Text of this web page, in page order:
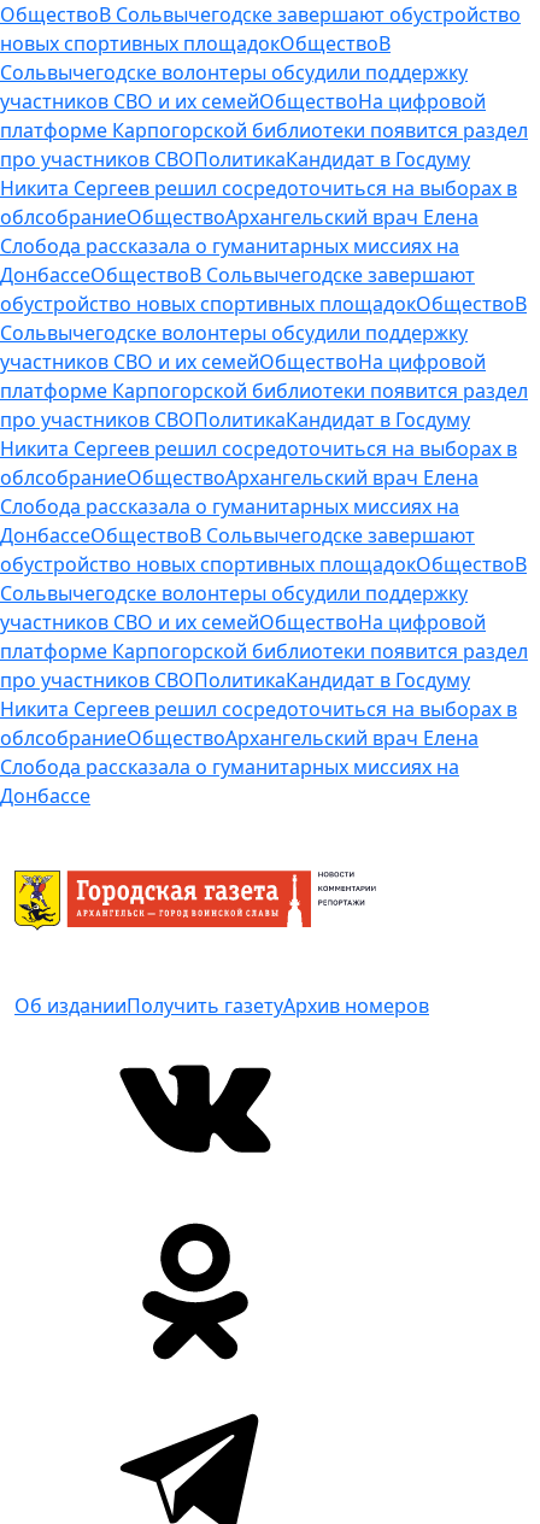
ОбществоВ Сольвычегодске завершают обустройство
новых спортивных площадокОбществоВ
Сольвычегодске волонтеры обсудили поддержку
участников СВО и их семейОбществоНа цифровой
платформе Карпогорской библиотеки появится раздел
про участников СВОПолитикаКандидат в Госдуму
Никита Сергеев решил сосредоточиться на выборах в
облсобраниеОбществоАрхангельский врач Елена
Слобода рассказала о гуманитарных миссиях на
ДонбассеОбществоВ Сольвычегодске завершают
обустройство новых спортивных площадокОбществоВ
Сольвычегодске волонтеры обсудили поддержку
участников СВО и их семейОбществоНа цифровой
платформе Карпогорской библиотеки появится раздел
про участников СВОПолитикаКандидат в Госдуму
Никита Сергеев решил сосредоточиться на выборах в
облсобраниеОбществоАрхангельский врач Елена
Слобода рассказала о гуманитарных миссиях на
ДонбассеОбществоВ Сольвычегодске завершают
обустройство новых спортивных площадокОбществоВ
Сольвычегодске волонтеры обсудили поддержку
участников СВО и их семейОбществоНа цифровой
платформе Карпогорской библиотеки появится раздел
про участников СВОПолитикаКандидат в Госдуму
Никита Сергеев решил сосредоточиться на выборах в
облсобраниеОбществоАрхангельский врач Елена
Слобода рассказала о гуманитарных миссиях на
Донбассе
Об изданииПолучить газетуАрхив номеров